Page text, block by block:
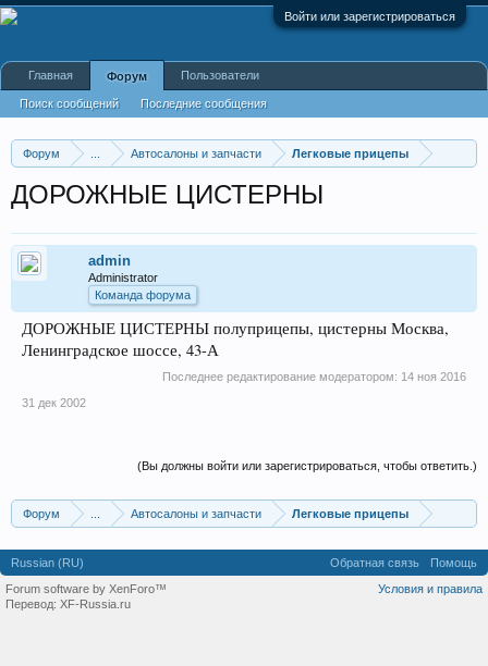
Войти или зарегистрироваться
Форум Автосалоны и запчасти Легковые прицепы
ДОРОЖНЫЕ ЦИСТЕРНЫ
admin
Administrator
Команда форума
ДОРОЖНЫЕ ЦИСТЕРНЫ полуприцепы, цистерны Москва,
Ленинградское шоссе, 43-А
Последнее редактирование модератором: 14 ноя 2016
31 дек 2002
(Вы должны войти или зарегистрироваться, чтобы ответить.)
Форум Автосалоны и запчасти Легковые прицепы
Главная Форум
Поиск сообщений Последние сообщения
Пользователи
Russian (RU) Обратная связь
Помощь
Условия и правила
Forum software by XenForo™
Перевод: XF-Russia.ru